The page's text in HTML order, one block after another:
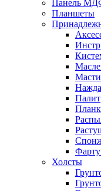
Панель
Планшеты
Холсты